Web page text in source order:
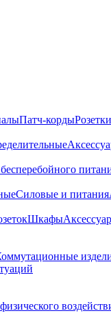
Патч-кордыРозетки
Силовые и питания
Шкафы